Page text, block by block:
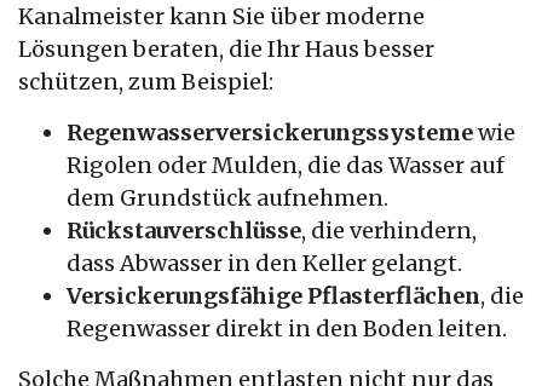
Kanalmeister kann Sie über moderne
Lösungen beraten, die Ihr Haus besser
schützen, zum Beispiel:
Regenwasserversickerungssystemewie
Rigolen oder Mulden, die das Wasser auf
dem Grundstück aufnehmen.
Rückstauverschlüsse, die verhindern,
dass Abwasser in den Keller gelangt.
Versickerungsfähige Pflasterflächen, die
Regenwasser direkt in den Boden leiten.
Solche Maßnahmen entlasten nicht nur das